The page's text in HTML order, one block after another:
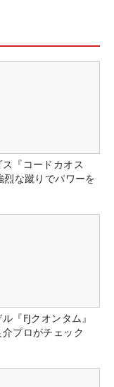
『コードカオス
烈な蹴りでパワーを
『FJクオンタム』
プロがチェック